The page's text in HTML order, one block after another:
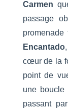
Carmen
passage
Encantado
cœur de la
point de
une
passant